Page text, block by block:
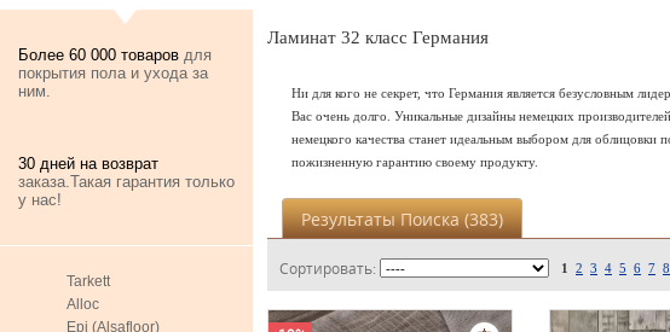
Более 60 000 товаров для
покрытия пола и ухода за
ним.
30 дней на возврат
заказа.Такая гарантия только
у нас!
Tarkett
Alloc
Epi (Alsafloor)
Ламинат 32 класс Германия
Ни для кого не секрет, что Германия является безусловным
Вас очень долго. Уникальные дизайны немецких
немецкого качества станет идеальным выбором для
пожизненную гарантию своему продукту.
Результаты Поиска (383)
Сортировать: 1 2 3 4 5 6 7 8